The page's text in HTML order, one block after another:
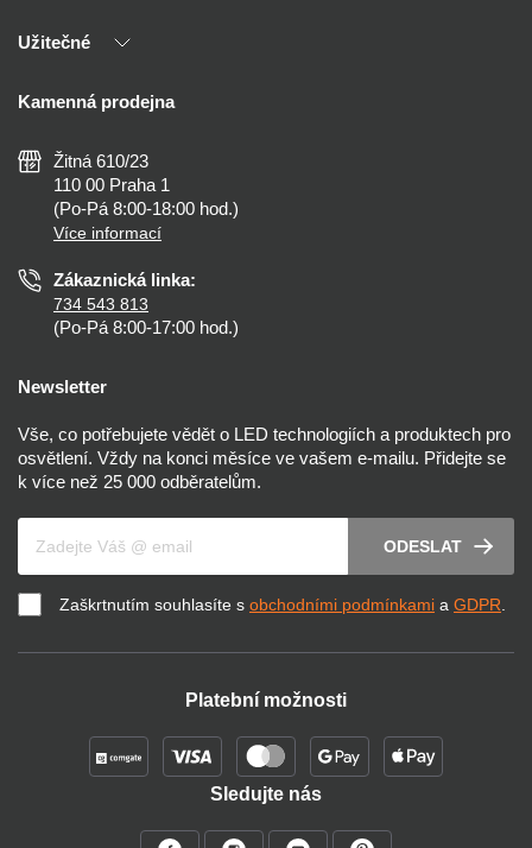
Kontakty
Výhody T-LED
Montáž
Nejčastější dotazy
Než koupíte
Osvětlení dle místnosti
Užitečné
Reklamace a vrácení
Zásady ochrany soukromí
Nastavení cookies
Prohlášení o přístupnosti
Kamenná prodejna
Žitná 610/23
110 00 Praha 1
(Po-Pá 8:00-18:00 hod.)
Více informací
Zákaznická linka:
734 543 813
(Po-Pá 8:00-17:00 hod.)
Newsletter
Vše, co potřebujete vědět o LED technologiích a produktech pro
osvětlení. Vždy na konci měsíce ve vašem e-mailu. Přidejte se
k více než 25 000 odběratelům.
ODESLAT
Zaškrtnutím souhlasíte s obchodními podmínkami a GDPR.
Platební možnosti
Sledujte nás